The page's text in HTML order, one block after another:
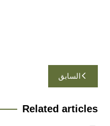
تصفّح
المقالات
السابق
Related articles